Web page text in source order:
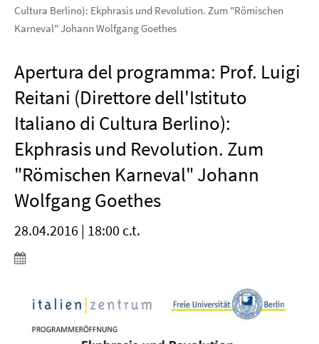
Cultura Berlino): Ekphrasis und Revolution. Zum "Römischen
Karneval" Johann Wolfgang Goethes
Apertura del programma: Prof. Luigi
Reitani (Direttore dell'Istituto
Italiano di Cultura Berlino):
Ekphrasis und Revolution. Zum
"Römischen Karneval" Johann
Wolfgang Goethes
28.04.2016 | 18:00 c.t.